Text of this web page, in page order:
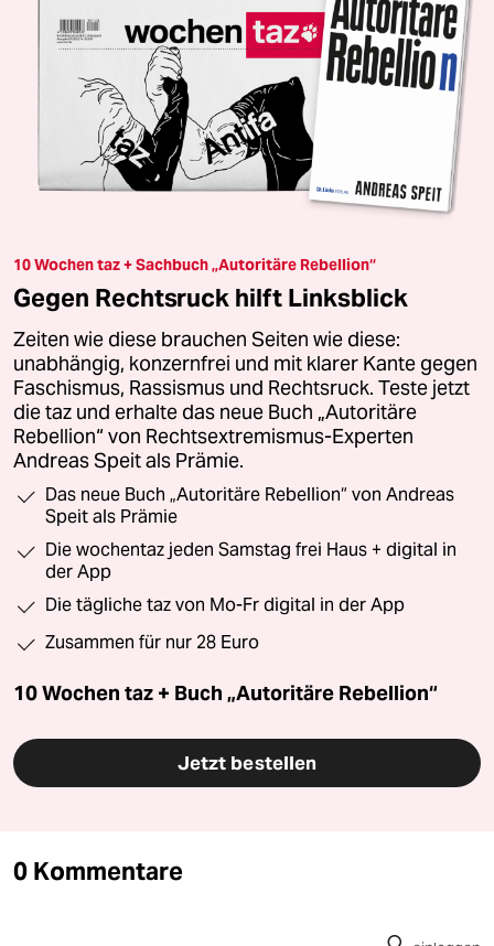
10 Wochen taz + Sachbuch „Autoritäre Rebellion“
Gegen Rechtsruck hilft Linksblick
Zeiten wie diese brauchen Seiten wie diese:
unabhängig, konzernfrei und mit klarer Kante gegen
Faschismus, Rassismus und Rechtsruck. Teste jetzt
die taz und erhalte das neue Buch „Autoritäre
Rebellion“ von Rechtsextremismus-Experten
Andreas Speit als Prämie.
Das neue Buch „Autoritäre Rebellion“ von Andreas
Speit als Prämie
Die wochentaz jeden Samstag frei Haus + digital in
der App
Die tägliche taz von Mo-Fr digital in der App
Zusammen für nur 28 Euro
10 Wochen taz + Buch „Autoritäre Rebellion“
Jetzt bestellen
0 Kommentare